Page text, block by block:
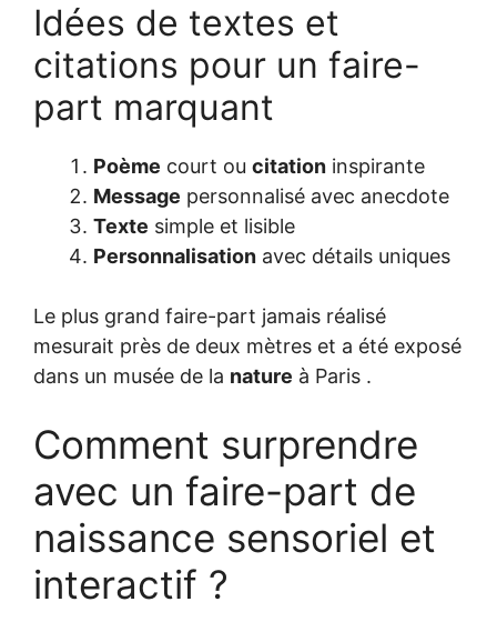
Idées de textes et
citations pour un faire-
part marquant
Poème court ou citation inspirante
Message personnalisé avec anecdote
Texte simple et lisible
Personnalisation avec détails uniques
Le plus grand faire-part jamais réalisé
mesurait près de deux mètres et a été exposé
dans un musée de la nature à Paris .
Comment surprendre
avec un faire-part de
naissance sensoriel et
interactif ?